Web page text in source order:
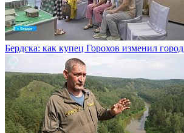
Бердска: как купец Горохов изменил город